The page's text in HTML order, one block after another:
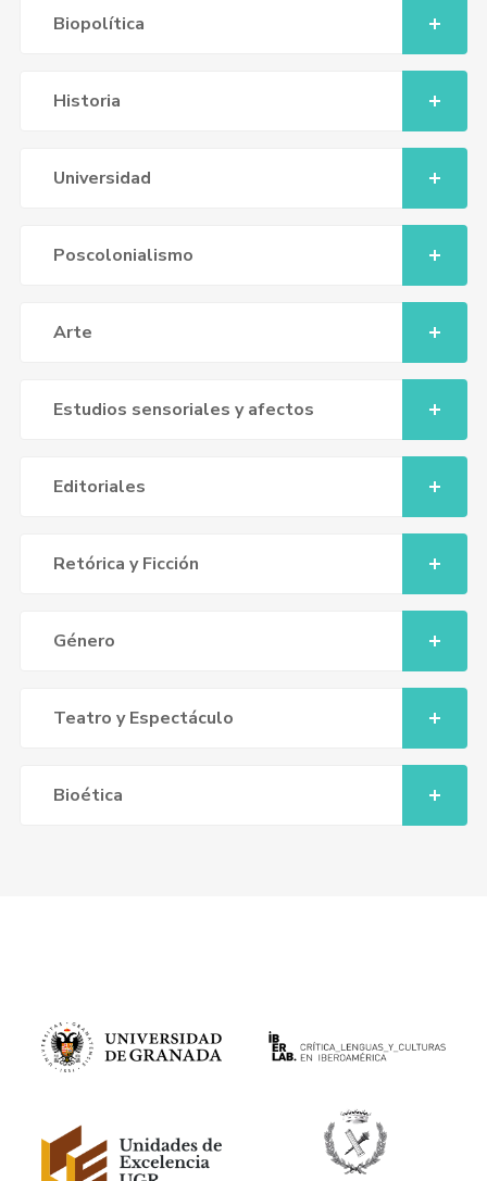
Biopolítica
Historia
Universidad
Poscolonialismo
Arte
Estudios sensoriales y afectos
Editoriales
Retórica y Ficción
Género
Teatro y Espectáculo
Bioética